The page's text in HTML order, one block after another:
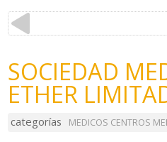
SOCIEDAD
ETHER
categorías MEDICOS CENTROS